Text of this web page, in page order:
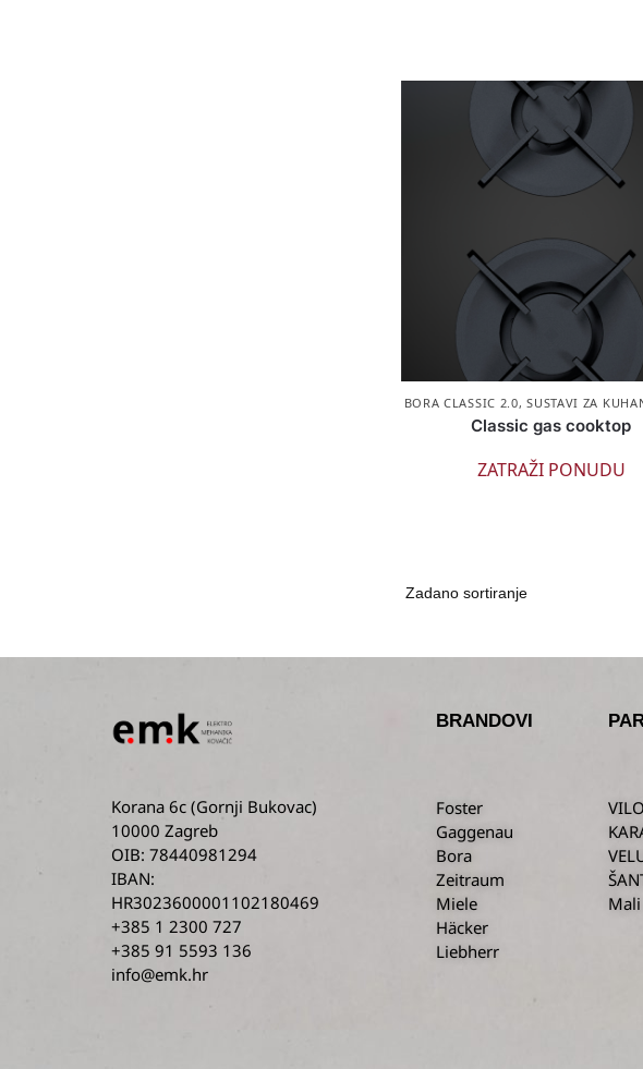
BORA CLASSIC 2.0,SUSTAVI ZA
Classic gas cooktop
ZATRAŽI PONUDU
Korana 6c (Gornji Bukovac)
10000 Zagreb
OIB: 78440981294
IBAN:
HR3023600001102180469
+385 1 2300 727
+385 91 5593 136
info@emk.hr
BRANDOVI
Foster
Gaggenau
Bora
Zeitraum
Miele
Häcker
Liebherr